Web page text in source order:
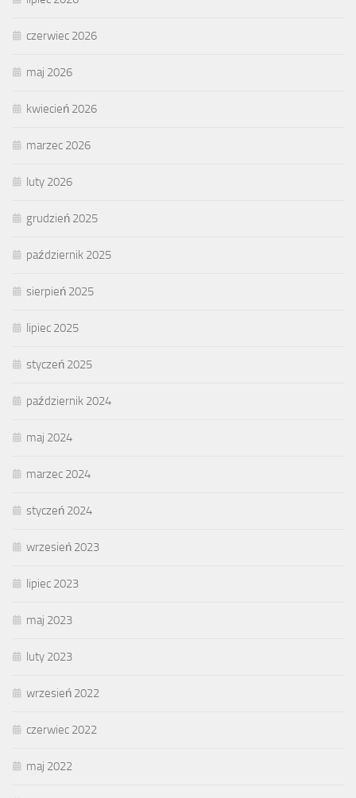
czerwiec 2026
maj 2026
kwiecień 2026
marzec 2026
luty 2026
grudzień 2025
październik 2025
sierpień 2025
lipiec 2025
styczeń 2025
październik 2024
maj 2024
marzec 2024
styczeń 2024
wrzesień 2023
lipiec 2023
maj 2023
luty 2023
wrzesień 2022
czerwiec 2022
maj 2022